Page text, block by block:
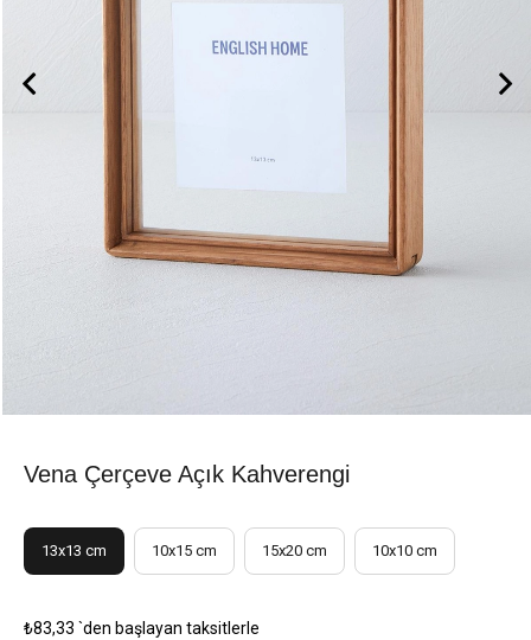
Vena Çerçeve Açık Kahverengi
13x13 cm 10x15 cm 15x20 cm 10x10 cm
₺83,33 `den başlayan taksitlerle